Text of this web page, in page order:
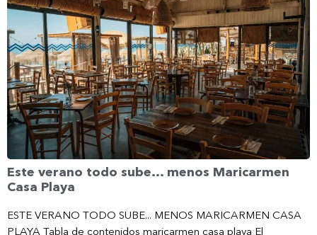
Este verano todo sube… menos Maricarmen
Casa Playa
ESTE VERANO TODO SUBE... MENOS MARICARMEN CASA
PLAYA Tabla de contenidos maricarmen casa playa El